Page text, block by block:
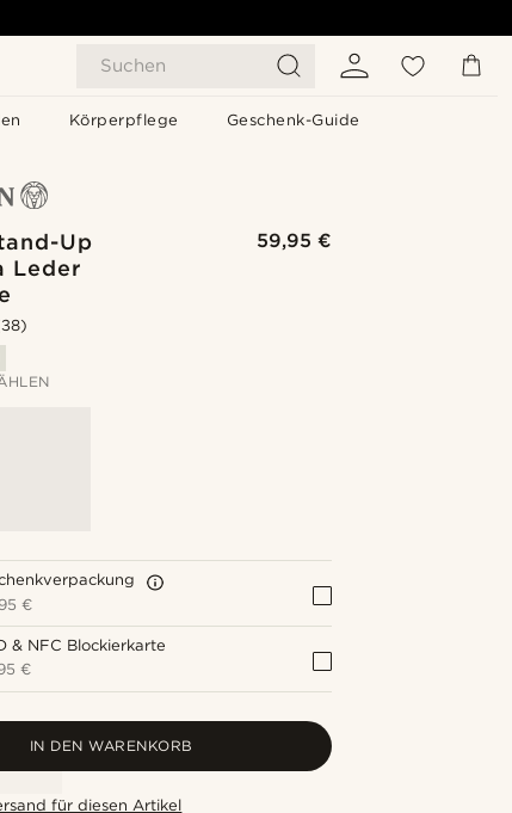
Suchen
Körperpflege Geschenk-Guide
Up
Leder
59,95 €
€
& NFC Blockierkarte
€
IN DEN WARENKORB
für diesen Artikel